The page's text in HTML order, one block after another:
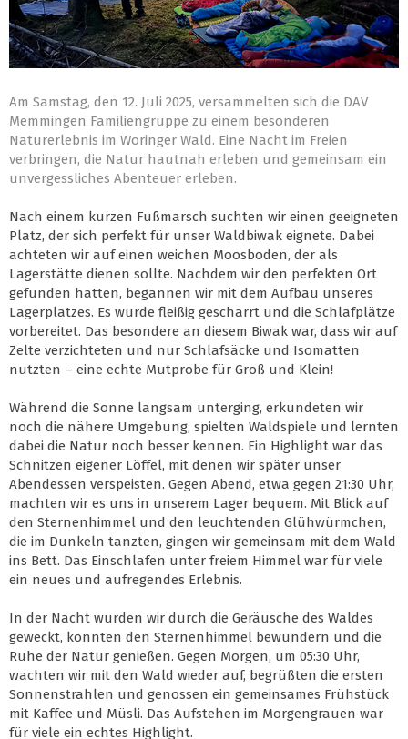
Am Samstag, den 12. Juli 2025, versammelten sich die DAV
Memmingen Familiengruppe zu einem besonderen
Naturerlebnis im Woringer Wald. Eine Nacht im Freien
verbringen, die Natur hautnah erleben und gemeinsam ein
unvergessliches Abenteuer erleben.
Nach einem kurzen Fußmarsch suchten wir einen geeigneten
Platz, der sich perfekt für unser Waldbiwak eignete. Dabei
achteten wir auf einen weichen Moosboden, der als
Lagerstätte dienen sollte. Nachdem wir den perfekten Ort
gefunden hatten, begannen wir mit dem Aufbau unseres
Lagerplatzes. Es wurde fleißig gescharrt und die Schlafplätze
vorbereitet. Das besondere an diesem Biwak war, dass wir auf
Zelte verzichteten und nur Schlafsäcke und Isomatten
nutzten – eine echte Mutprobe für Groß und Klein!
Während die Sonne langsam unterging, erkundeten wir
noch die nähere Umgebung, spielten Waldspiele und lernten
dabei die Natur noch besser kennen. Ein Highlight war das
Schnitzen eigener Löffel, mit denen wir später unser
Abendessen verspeisten. Gegen Abend, etwa gegen 21:30 Uhr,
machten wir es uns in unserem Lager bequem. Mit Blick auf
den Sternenhimmel und den leuchtenden Glühwürmchen,
die im Dunkeln tanzten, gingen wir gemeinsam mit dem Wald
ins Bett. Das Einschlafen unter freiem Himmel war für viele
ein neues und aufregendes Erlebnis.
In der Nacht wurden wir durch die Geräusche des Waldes
geweckt, konnten den Sternenhimmel bewundern und die
Ruhe der Natur genießen. Gegen Morgen, um 05:30 Uhr,
wachten wir mit den Wald wieder auf, begrüßten die ersten
Sonnenstrahlen und genossen ein gemeinsames Frühstück
mit Kaffee und Müsli. Das Aufstehen im Morgengrauen war
für viele ein echtes Highlight.